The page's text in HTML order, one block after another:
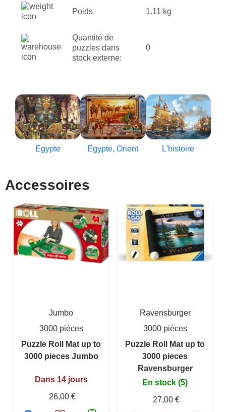
Poids 1.11 kg
Quantité de
puzzles dans
stock externe:
0
Egypte Egypte, Orient L'histoire
Accessoires
Jumbo
3000 pièces
Puzzle Roll Mat up to
3000 pieces Jumbo
Dans 14 jours
26,00 €
Ravensburger
3000 pièces
Puzzle Roll Mat up to
3000 pieces
Ravensburger
En stock (5)
27,00 €